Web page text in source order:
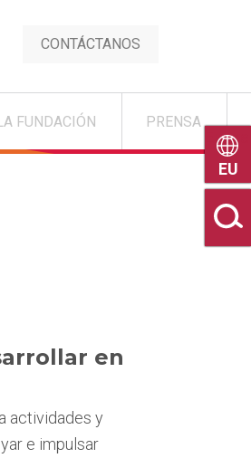
CONTÁCTANOS
FUNDACIÓN PRENSA
en
actividades y
e impulsar